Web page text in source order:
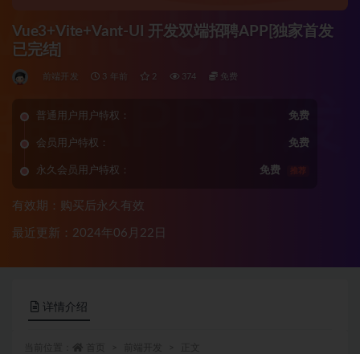
Vue3+Vite+Vant-UI 开发双端招聘APP[独家首发
已完结]
前端开发 3 年前 2 374 免费
普通用户用户特权： 免费
会员用户特权： 免费
永久会员用户特权： 免费 推荐
有效期：购买后永久有效
最近更新：2024年06月22日
详情介绍